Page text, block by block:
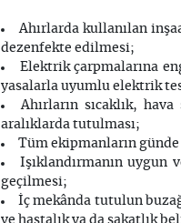
Ahırlarda kullanılan
dezenfekte edilmesi;
Elektrik çarpmalarına
yasalarla uyumlu elektrik
Ahırların sıcaklık,
aralıklarda tutulması;
Tüm ekipmanların
Işıklandırmanın uygun
geçilmesi;
İç mekânda tutulun
ve hastalık ya da sakatlık